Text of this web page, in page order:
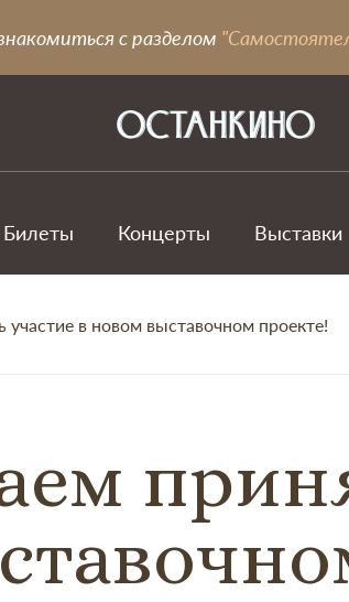
с разделом
Билеты Концерты Выставки
в новом выставочном проекте!